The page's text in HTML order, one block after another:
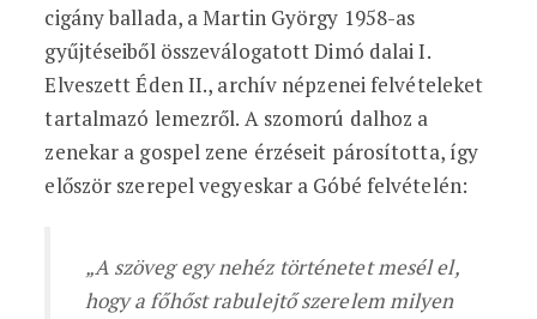
cigány ballada, a Martin György 1958-as
gyűjtéseiből összeválogatott Dimó dalai I.
Elveszett Éden II., archív népzenei felvételeket
tartalmazó lemezről. A szomorú dalhoz a
zenekar a gospel zene érzéseit párosította, így
először szerepel vegyeskar a Góbé felvételén:
„A szöveg egy nehéz történetet mesél el,
hogy a főhőst rabulejtő szerelem milyen